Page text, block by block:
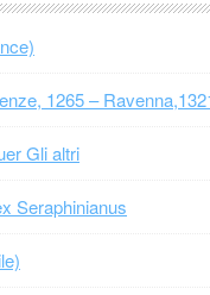
1265 –
Gli altri
Seraphinianus